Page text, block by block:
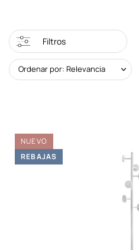
Filtros
Ordenar por: Relevancia
NUEVO
REBAJAS